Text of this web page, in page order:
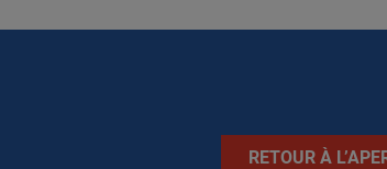
RETOUR À